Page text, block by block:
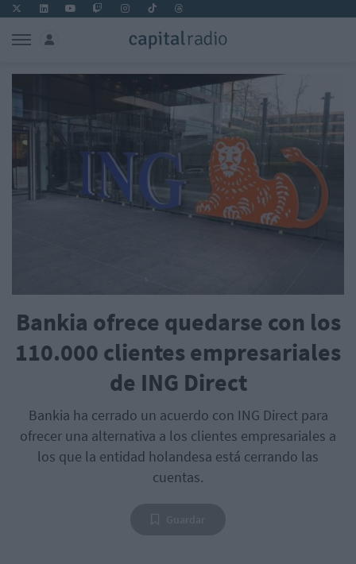
Bankia ofrece quedarse con los
110.000 clientes empresariales
de ING Direct
Bankia ha cerrado un acuerdo con ING Direct para
ofrecer una alternativa a los clientes empresariales a
los que la entidad holandesa está cerrando las
cuentas.